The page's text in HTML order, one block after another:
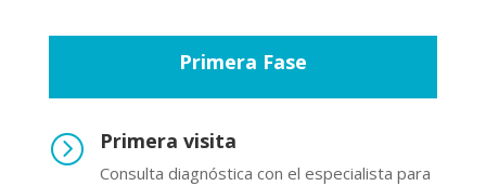
Primera Fase
= Primera visita
Consulta diagnóstica con el especialista para